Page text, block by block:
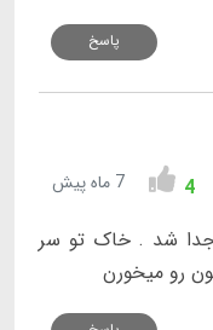
پاسخ
4 7 ماه پیش
شد . خاک تو سر
رو میخورن